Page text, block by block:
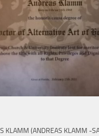
KLAMM (ANDREAS KLAMM -